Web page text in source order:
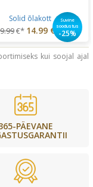
Suvine
soodustus
-25%
€* 14.99 €
kui soojal ajal
PÄEVANE